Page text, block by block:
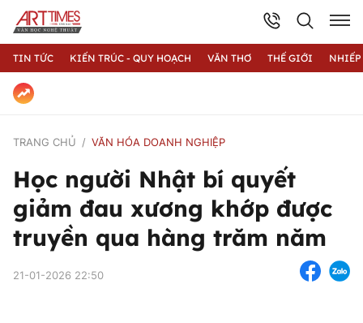
TIN TỨC KIẾN TRÚC - QUY HOẠCH VĂN THƠ THẾ GIỚI
TRANG CHỦ VĂN HÓA DOANH NGHIỆP
Học người Nhật bí quyết
giảm đau xương khớp được
truyền qua hàng trăm năm
21-01-2026 22:50